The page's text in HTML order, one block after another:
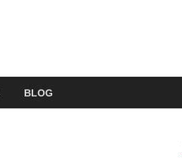
BLOG